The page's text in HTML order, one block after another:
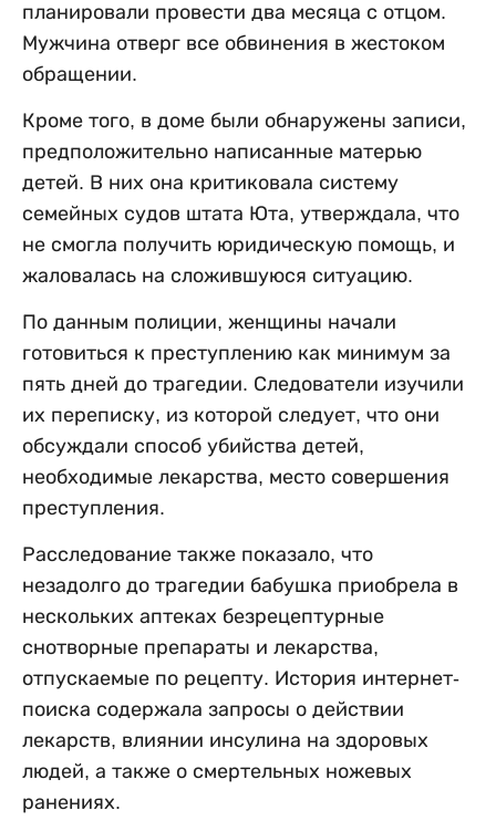
планировали провести два месяца с отцом.
Мужчина отверг все обвинения в жестоком
обращении.
Кроме того, в доме были обнаружены записи,
предположительно написанные матерью
детей. В них она критиковала систему
семейных судов штата Юта, утверждала, что
не смогла получить юридическую помощь, и
жаловалась на сложившуюся ситуацию.
По данным полиции, женщины начали
готовиться к преступлению как минимум за
пять дней до трагедии. Следователи изучили
их переписку, из которой следует, что они
обсуждали способ убийства детей,
необходимые лекарства, место совершения
преступления.
Расследование также показало, что
незадолго до трагедии бабушка приобрела в
нескольких аптеках безрецептурные
снотворные препараты и лекарства,
отпускаемые по рецепту. История интернет-
поиска содержала запросы о действии
лекарств, влиянии инсулина на здоровых
людей, а также о смертельных ножевых
ранениях.